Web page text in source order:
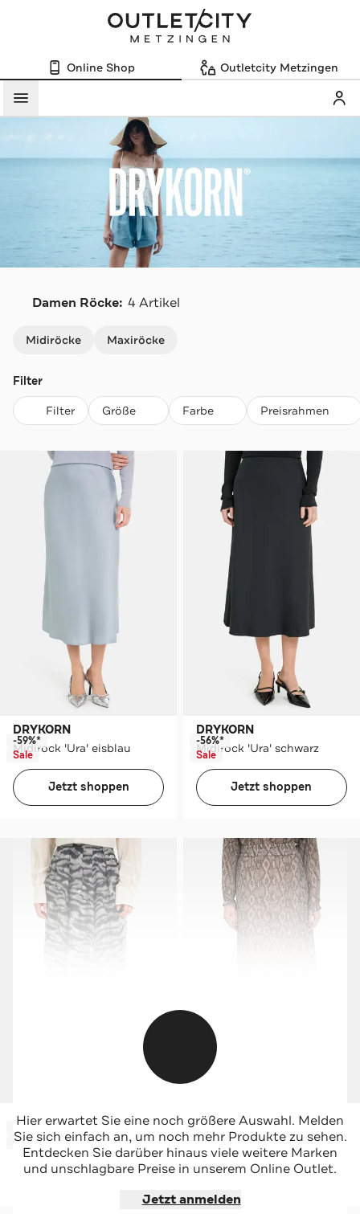
Online Shop Outletcity Metzingen
Menü
Damen Röcke: 4 Artikel
Midiröcke Maxiröcke
Filter
Filter Größe Farbe Preisrahmen
DRYKORN
Midirock 'Ura' eisblau
-59%*
Sale
Jetzt shoppen
DRYKORN
Midirock 'Ura' schwarz
-56%*
Sale
Jetzt shoppen
DRYKORN
Maxirock 'Elvana' gemustert
-60%*
Sale
Jetzt shoppen
DRYKORN
Casual-Rock 'Attra' animal
-71%*
Sale
Jetzt shoppen
Hier erwartet Sie eine noch größere Auswahl. Melden
Sie sich einfach an, um noch mehr Produkte zu sehen.
Entdecken Sie darüber hinaus viele weitere Marken
und unschlagbare Preise in unserem Online Outlet.
Jetzt anmelden